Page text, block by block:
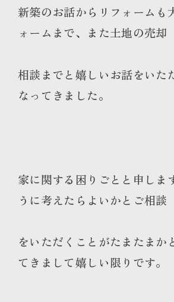
新築のお話からリフォームも
ォームまで、また土地の売却
相談までと嬉しいお話をいた
なってきました。
家に関する困りごとと申しま
うに考えたらよいかとご相談
をいただくことがたまたまか
てきまして嬉しい限りです。